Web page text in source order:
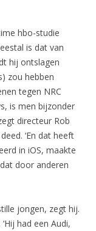
hbo-studie
is dat van
hij ontslagen
zou hebben
tegen NRC
is men bijzonder
directeur Rob
‘En dat heeft
in iOS, maakte
door anderen
jongen, zegt hij.
had een Audi,